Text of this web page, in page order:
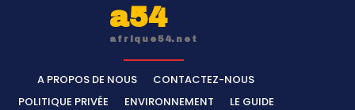
a54
afrique54.net
A PROPOS DE NOUS
CONTACTEZ-NOUS
POLITIQUE PRIVÉE
ENVIRONNEMENT
LE GUIDE